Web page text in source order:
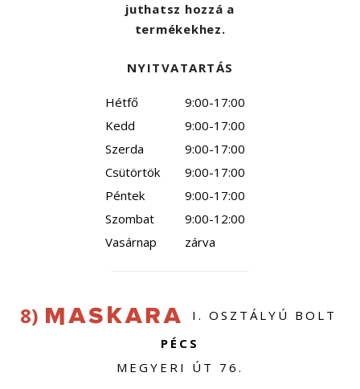
juthatsz hozzá a
termékekhez.
NYITVATARTÁS
Hétfő
9:00-17:00
Kedd
9:00-17:00
Szerda
9:00-17:00
Csütörtök
9:00-17:00
Péntek
9:00-17:00
Szombat
9:00-12:00
Vasárnap
zárva
8)
I. OSZTÁLYÚ BOLT
PÉCS
MEGYERI ÚT 76.